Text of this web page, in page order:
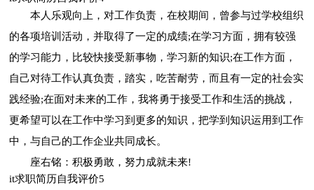
本人乐观向上，对工作负责，在校期间，曾参与过学校组织
的各项培训活动，并取得了一定的成绩;在学习方面，拥有较强
的学习能力，比较快接受新事物，学习新的知识;在工作方面，
自己对待工作认真负责，踏实，吃苦耐劳，而且有一定的社会实
践经验;在面对未来的工作，我将勇于接受工作和生活的挑战，
更希望可以在工作中学习到更多的知识，把学到知识运用到工作
中，与自己的工作企业共同成长。
座右铭：积极勇敢，努力成就未来!
it求职简历自我评价5